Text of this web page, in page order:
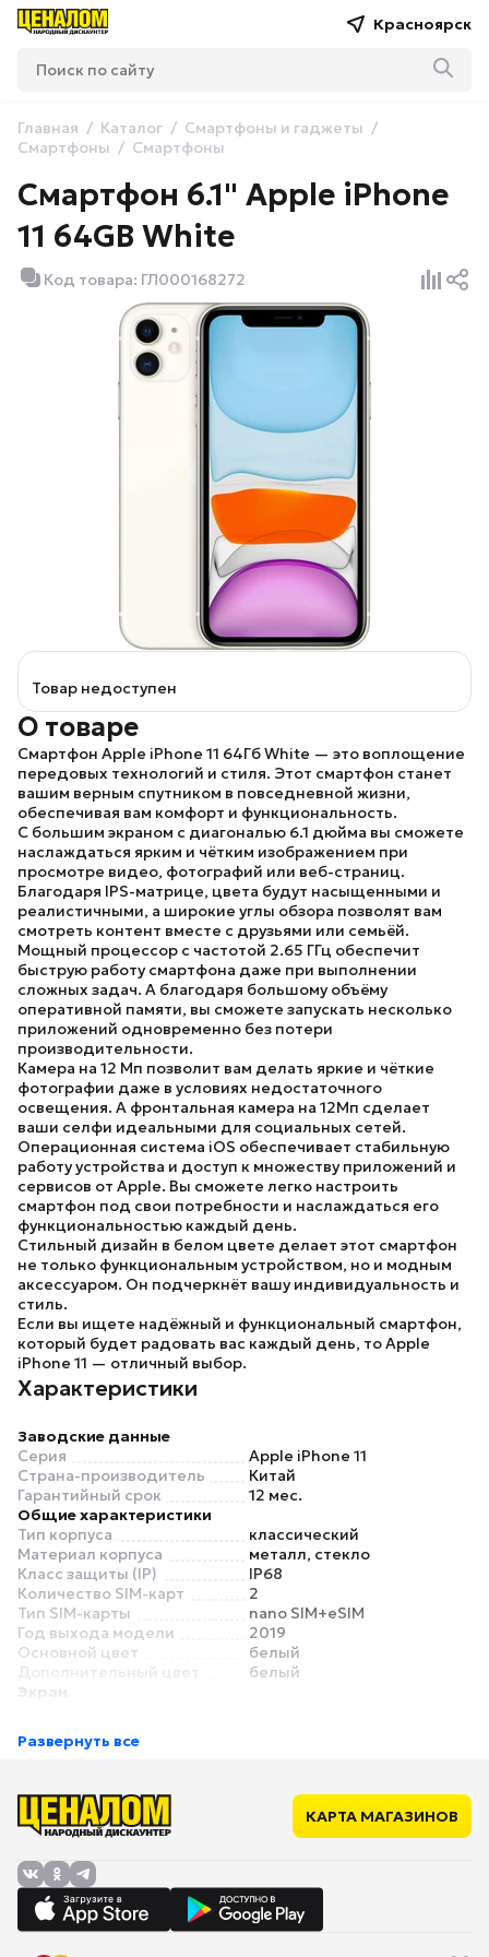
Красноярск
Главная Каталог
Смартфоны и гаджеты
Смартфоны
Смартфоны
Смартфон 6.1" Apple iPhone
11 64GB White
Код товара: ГЛ000168272
Товар недоступен
О товаре
Смартфон Apple iPhone 11 64Гб White — это воплощение
передовых технологий и стиля. Этот смартфон станет
вашим верным спутником в повседневной жизни,
обеспечивая вам комфорт и функциональность.
С большим экраном с диагональю 6.1 дюйма вы сможете
наслаждаться ярким и чётким изображением при
просмотре видео, фотографий или веб-страниц.
Благодаря IPS-матрице, цвета будут насыщенными и
реалистичными, а широкие углы обзора позволят вам
смотреть контент вместе с друзьями или семьёй.
Мощный процессор с частотой 2.65 ГГц обеспечит
быструю работу смартфона даже при выполнении
сложных задач. А благодаря большому объёму
оперативной памяти, вы сможете запускать несколько
приложений одновременно без потери
производительности.
Камера на 12 Мп позволит вам делать яркие и чёткие
фотографии даже в условиях недостаточного
освещения. А фронтальная камера на 12Мп сделает
ваши селфи идеальными для социальных сетей.
Операционная система iOS обеспечивает стабильную
работу устройства и доступ к множеству приложений и
сервисов от Apple. Вы сможете легко настроить
смартфон под свои потребности и наслаждаться его
функциональностью каждый день.
Стильный дизайн в белом цвете делает этот смартфон
не только функциональным устройством, но и модным
аксессуаром. Он подчеркнёт вашу индивидуальность и
стиль.
Если вы ищете надёжный и функциональный смартфон,
который будет радовать вас каждый день, тоApple
iPhone 11 — отличный выбор.
Характеристики
Заводские данные
Серия
Apple iPhone 11
Страна-производитель
Китай
Гарантийный срок
12 мес.
Общие характеристики
Тип корпуса
классический
Материал корпуса
металл, стекло
Класс защиты (IP)
IP68
Количество SIM-карт
2
Тип SIM-карты
nano SIM+eSIM
Год выхода модели
2019
Основной цвет
белый
Дополнительный цвет
белый
Экран
Разрешение экрана
(PPI)
Тип экрана
Частота обновления
Дополнительный экран
Размер дополнительного
экрана
нет
Разрешение
нет
Развернуть все
КАРТА МАГАЗИНОВ